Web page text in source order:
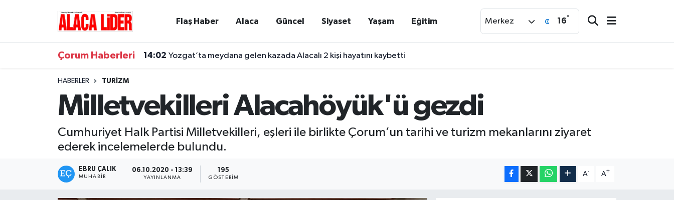
Flaş Haber Alaca Güncel Siyaset Yaşam Eğitim Merkez 16°
Çorum Haberleri 14:02 Yozgat’ta meydana gelen kazada Alacalı 2 kişi hayatını kaybetti
HABERLER TURIZM
Milletvekilleri Alacahöyük'ü gezdi
Cumhuriyet Halk Partisi Milletvekilleri, eşleri ile birlikte Çorum’un tarihi ve turizm mekanlarını ziyaret
ederek incelemelerde bulundu.
EBRU ÇALIK
MUHABIR
06.10.2020 - 13:39
YAYINLANMA
195
GÖSTERIM
A- A+
Çorum Trafik Yoğunluk Haritası
Süper Lig Puan Durumu ve Fikstür
Tüm Manşetler